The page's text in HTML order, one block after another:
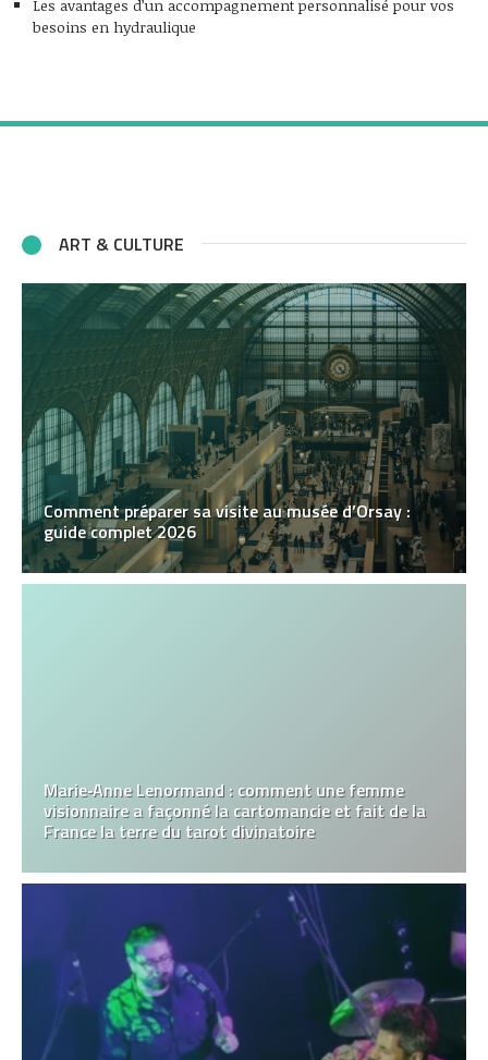
Les avantages d’un accompagnement personnalisé pour vos
besoins en hydraulique
ART & CULTURE
Comment préparer sa visite au musée d’Orsay :
guide complet 2026
Marie‑Anne Lenormand : comment une femme
visionnaire a façonné la cartomancie et fait de la
France la terre du tarot divinatoire